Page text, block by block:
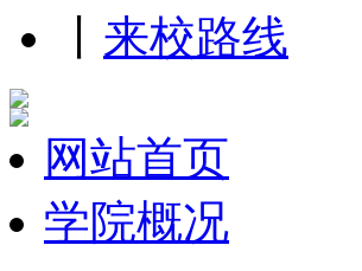
来校路线
网站首页
学院概况